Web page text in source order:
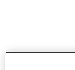
rubrique